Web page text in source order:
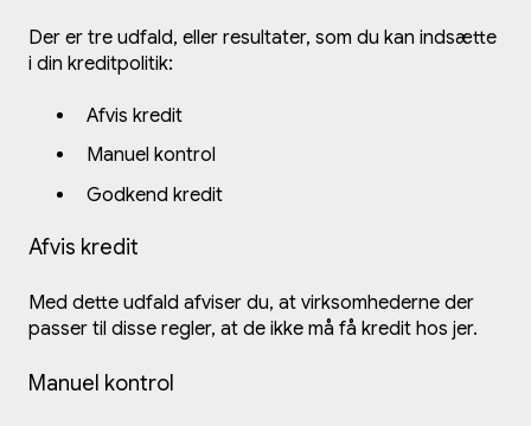
Der er tre udfald, eller resultater, som du kan indsætte
i din kreditpolitik:
Afvis kredit
Manuel kontrol
Godkend kredit
Afvis kredit
Med dette udfald afviser du, at virksomhederne der
passer til disse regler, at de ikke må få kredit hos jer.
Manuel kontrol